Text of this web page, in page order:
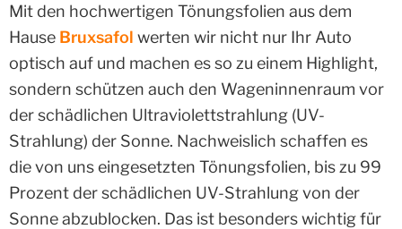
Mit den hochwertigen Tönungsfolien aus dem
Hause Bruxsafol werten wir nicht nur Ihr Auto
optisch auf und machen es so zu einem Highlight,
sondern schützen auch den Wageninnenraum vor
der schädlichen Ultraviolettstrahlung (UV-
Strahlung) der Sonne. Nachweislich schaffen es
die von uns eingesetzten Tönungsfolien, bis zu 99
Prozent der schädlichen UV-Strahlung von der
Sonne abzublocken. Das ist besonders wichtig für